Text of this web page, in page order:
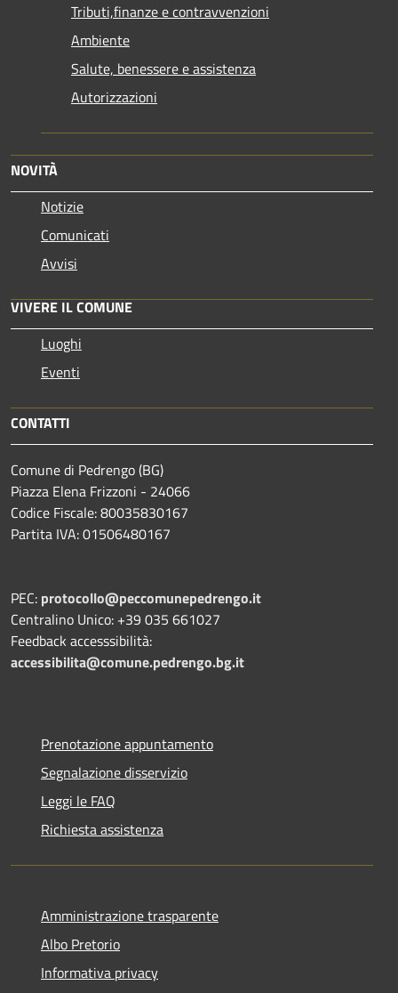
Tributi,finanze e contravvenzioni
Ambiente
Salute, benessere e assistenza
Autorizzazioni
NOVITÀ
Notizie
Comunicati
Avvisi
VIVERE IL COMUNE
Luoghi
Eventi
CONTATTI
Comune di Pedrengo (BG)
Piazza Elena Frizzoni - 24066
Codice Fiscale: 80035830167
Partita IVA: 01506480167
PEC: protocollo@peccomunepedrengo.it
Centralino Unico: +39 035 661027
Feedback accesssibilità:
accessibilita@comune.pedrengo.bg.it
Prenotazione appuntamento
Segnalazione disservizio
Leggi le FAQ
Richiesta assistenza
Amministrazione trasparente
Albo Pretorio
Informativa privacy